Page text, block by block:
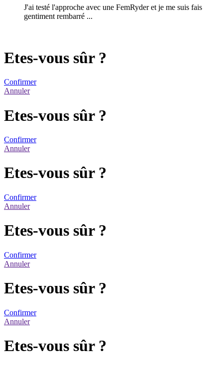
J'ai testé l'approche avec une FemRyder et je me suis fais
gentiment rembarré ...
Etes-vous sûr ?
Confirmer
Annuler
Etes-vous sûr ?
Confirmer
Annuler
Etes-vous sûr ?
Confirmer
Annuler
Etes-vous sûr ?
Confirmer
Annuler
Etes-vous sûr ?
Confirmer
Annuler
Etes-vous sûr ?